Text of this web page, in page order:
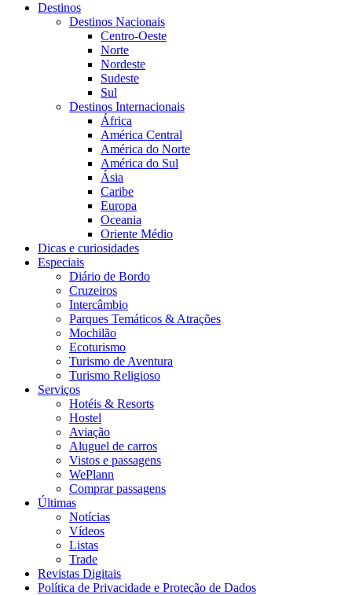
Destinos
Destinos Nacionais
Centro-Oeste
Norte
Nordeste
Sudeste
Sul
Destinos Internacionais
África
América Central
América do Norte
América do Sul
Ásia
Caribe
Europa
Oceania
Oriente Médio
Dicas e curiosidades
Especiais
Diário de Bordo
Cruzeiros
Intercâmbio
Parques Temáticos & Atrações
Mochilão
Ecoturismo
Turismo de Aventura
Turismo Religioso
Serviços
Hotéis & Resorts
Hostel
Aviação
Aluguel de carros
Vistos e passagens
WePlann
Comprar passagens
Últimas
Notícias
Vídeos
Listas
Trade
Revistas Digitais
Política de Privacidade e Proteção de Dados